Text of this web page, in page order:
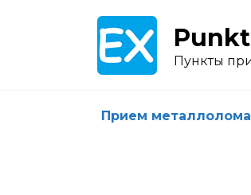
Пункты
Прием металлолома